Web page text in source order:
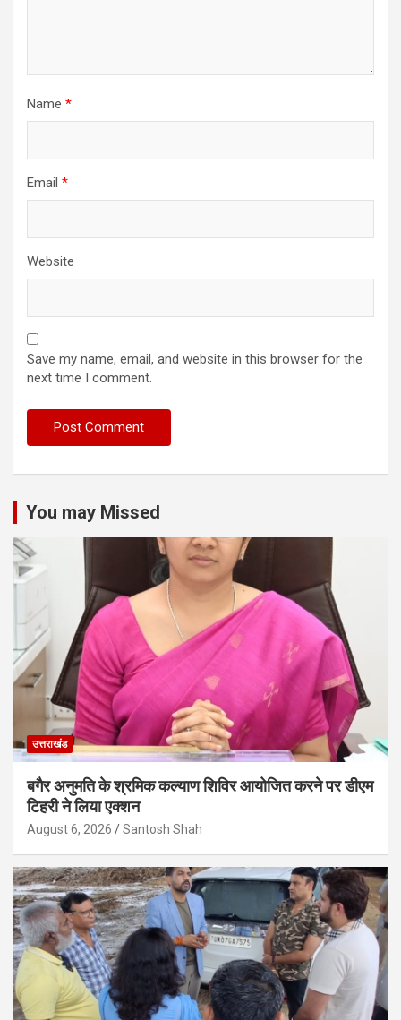
Name *
Email *
Website
Save my name, email, and website in this browser for the
next time I comment.
You may Missed
उत्तराखंड
बगैर अनुमति के श्रमिक कल्याण शिविर आयोजित करने पर डीएम
टिहरी ने लिया एक्शन
August 6, 2026 Santosh Shah